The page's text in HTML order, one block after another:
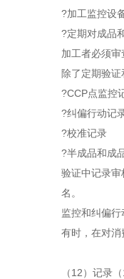
?加工监控设
?定期对成品
加工者必须
除了定期验
?CCP点监控
?纠偏行动记
?校准记录
?半成品和成
验证中记录
名。
监控和纠偏
有时，在对
（12）记录